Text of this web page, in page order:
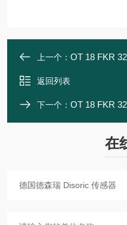
上一个： OT 18 FKR
返回列表
下一个： OT 18 FKR 320
在